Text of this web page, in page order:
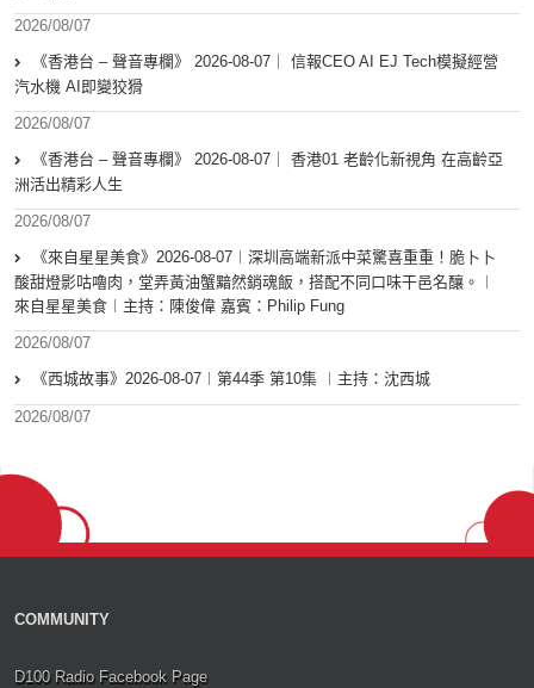
2026/08/07
《香港台 – 聲音專欄》 2026-08-07｜ 信報CEO AI EJ Tech模擬經營
汽水機 AI即變狡猾
2026/08/07
《香港台 – 聲音專欄》 2026-08-07｜ 香港01 老齡化新視角 在高齡亞
洲活出精彩人生
2026/08/07
《來自星星美食》2026-08-07︱深圳高端新派中菜驚喜重重！脆卜卜
酸甜燈影咕嚕肉，堂弄黃油蟹黯然銷魂飯，搭配不同口味干邑名釀。︱
來自星星美食︱主持：陳俊偉 嘉賓：Philip Fung
2026/08/07
《西城故事》2026-08-07︱第44季 第10集 ︱主持：沈西城
2026/08/07
COMMUNITY
D100 Radio Facebook Page